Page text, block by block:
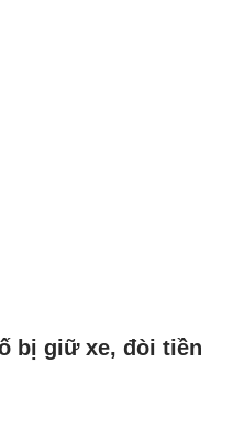
bị giữ xe, đòi tiền